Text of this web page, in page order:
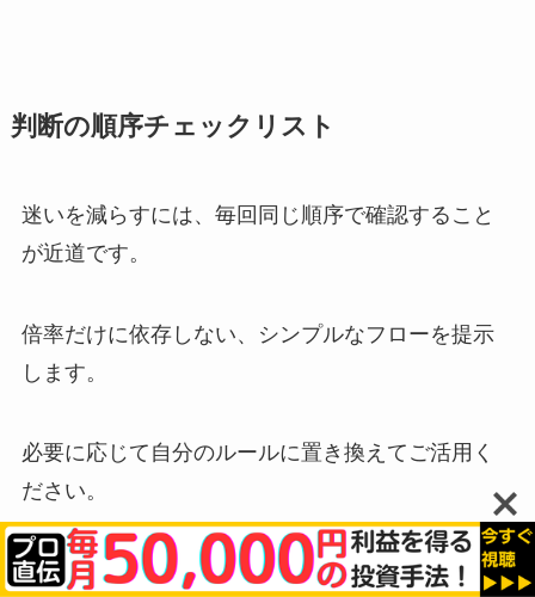
判断の順序チェックリスト
迷いを減らすには、毎回同じ順序で確認すること
が近道です。
倍率だけに依存しない、シンプルなフローを提示
します。
必要に応じて自分のルールに置き換えてご活用く
ださい。
Step1：銘柄特性—通常の倍率レンジや流動性を把